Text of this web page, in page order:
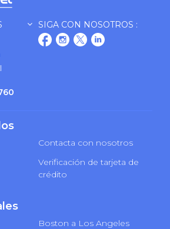
SIGA CON NOSOTROS :
Contacta con nosotros
Verificación de tarjeta de
crédito
Boston a Los Angeles